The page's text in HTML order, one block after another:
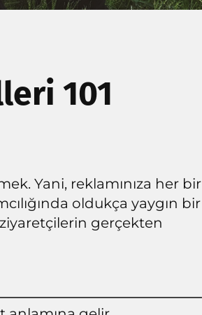
101
Yani, reklamınıza her bir
oldukça yaygın bir
gerçekten